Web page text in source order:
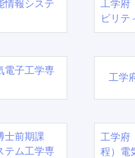
報システ
工学府
ビリテ
子工学専
工学
前期課
テム工学専
工学
程）電